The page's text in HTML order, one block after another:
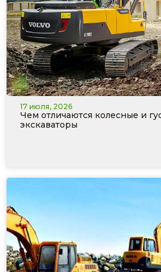
17 июля, 2026
Чем отличаются колесные и
экскаваторы